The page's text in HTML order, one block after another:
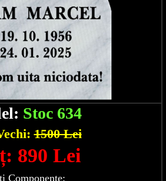
Stoc 634
1500 Lei
890 Lei
Componente: